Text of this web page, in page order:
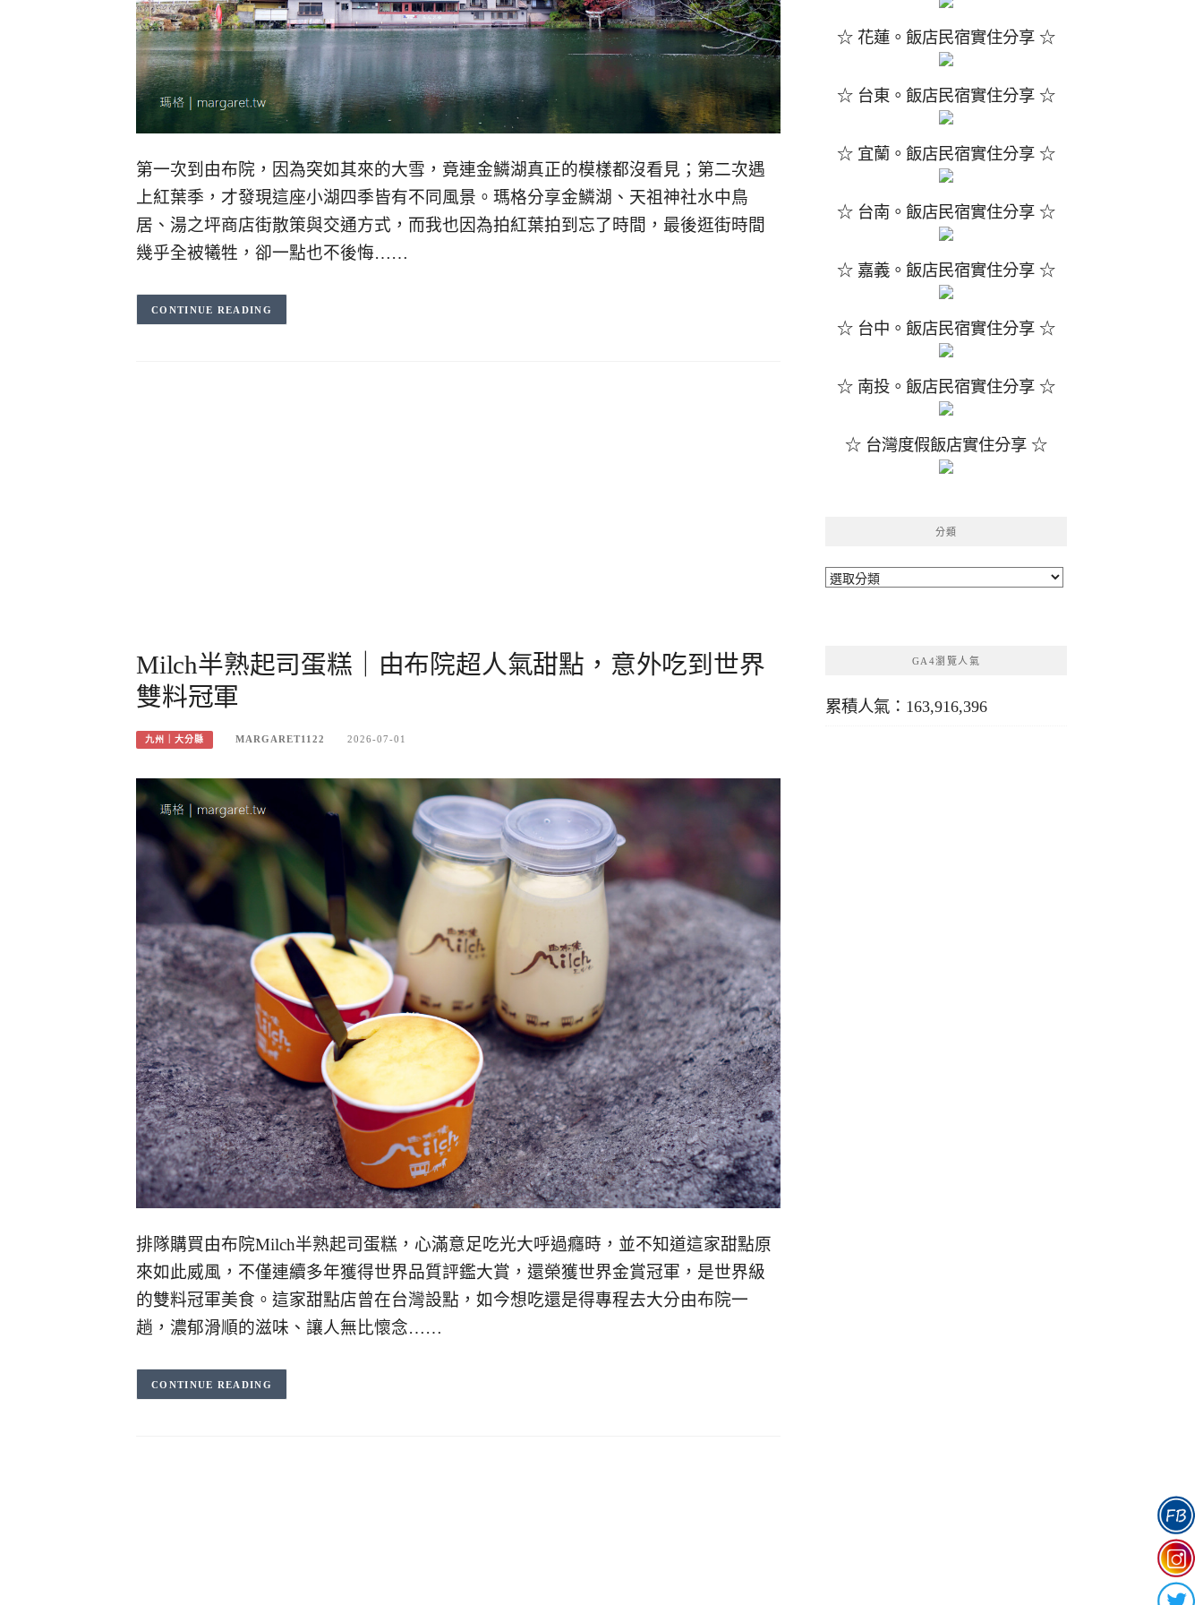
第一次到由布院，因為突如其來的大雪，竟連金鱗湖真正的模樣都沒看見；第二次遇
上紅葉季，才發現這座小湖四季皆有不同風景。瑪格分享金鱗湖、天祖神社水中鳥
居、湯之坪商店街散策與交通方式，而我也因為拍紅葉拍到忘了時間，最後逛街時間
幾乎全被犧牲，卻一點也不後悔……
CONTINUE READING
Milch半熟起司蛋糕｜由布院超人氣甜點，意外吃到世界
雙料冠軍
九州｜大分縣 MARGARET1122 2026-07-01
排隊購買由布院Milch半熟起司蛋糕，心滿意足吃光大呼過癮時，並不知道這家甜點原
來如此威風，不僅連續多年獲得世界品質評鑑大賞，還榮獲世界金賞冠軍，是世界級
的雙料冠軍美食。這家甜點店曾在台灣設點，如今想吃還是得專程去大分由布院一
趟，濃郁滑順的滋味、讓人無比懷念……
CONTINUE READING
☆ 花蓮。飯店民宿實住分享 ☆
☆ 台東。飯店民宿實住分享 ☆
☆ 宜蘭。飯店民宿實住分享 ☆
☆ 台南。飯店民宿實住分享 ☆
☆ 嘉義。飯店民宿實住分享 ☆
☆ 台中。飯店民宿實住分享 ☆
☆ 南投。飯店民宿實住分享 ☆
☆ 台灣度假飯店實住分享 ☆
分類
分
GA4瀏覽人氣
累積人氣：163,916,396